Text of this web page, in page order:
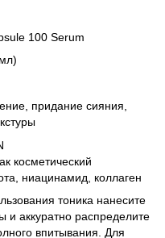
100 Serum
придание сияния,
косметический
ниацинамид, коллаген
тоника нанесите
аккуратно распределите
впитывания. Для